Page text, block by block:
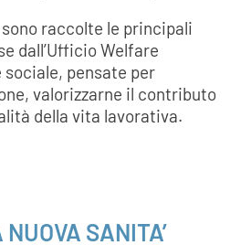
raccolte le principali
dall’Ufficio Welfare
sociale, pensate per
valorizzarne il contributo
della vita lavorativa.
SANITA’